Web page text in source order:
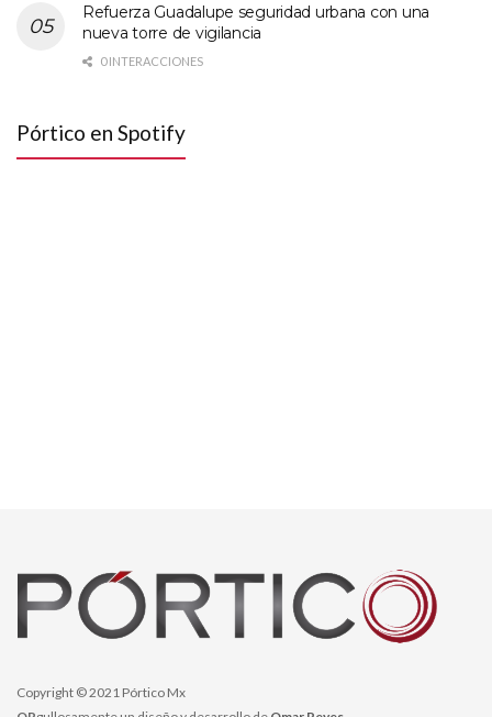
Refuerza Guadalupe seguridad urbana con una
nueva torre de vigilancia
0 INTERACCIONES
Pórtico en Spotify
Copyright © 2021 Pórtico Mx